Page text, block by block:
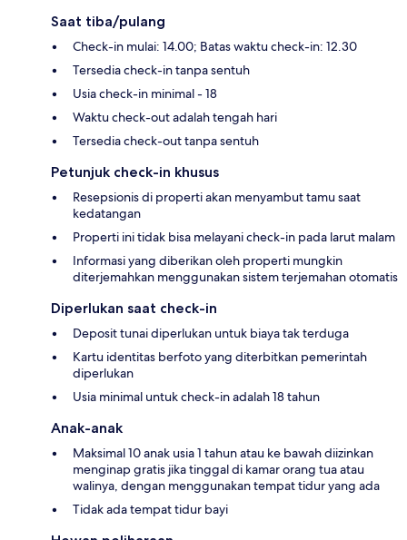
Saat tiba/pulang
Check-in mulai: 14.00; Batas waktu check-in: 12.30
Tersedia check-in tanpa sentuh
Usia check-in minimal - 18
Waktu check-out adalah tengah hari
Tersedia check-out tanpa sentuh
Petunjuk check-in khusus
Resepsionis di properti akan menyambut tamu saat
kedatangan
Properti ini tidak bisa melayani check-in pada larut malam
Informasi yang diberikan oleh properti mungkin
diterjemahkan menggunakan sistem terjemahan otomatis
Diperlukan saat check-in
Deposit tunai diperlukan untuk biaya tak terduga
Kartu identitas berfoto yang diterbitkan pemerintah
diperlukan
Usia minimal untuk check-in adalah 18 tahun
Anak-anak
Maksimal 10 anak usia 1 tahun atau ke bawah diizinkan
menginap gratis jika tinggal di kamar orang tua atau
walinya, dengan menggunakan tempat tidur yang ada
Tidak ada tempat tidur bayi